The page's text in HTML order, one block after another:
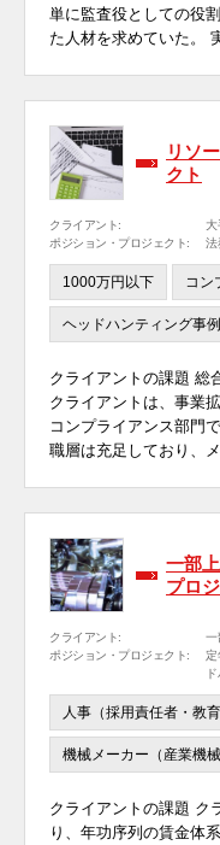
単に監査役としての役
た人材を求めていた。
リソ
クト
クライアント:
大
ポジション・プロジェクト:
法
1000万円以下 コン
ヘッドハンティング事例
クライアントの課題 総
クライアントは、事業
コンプライアンス部門
職層は充足しており、
一部
プロ
クライアント:
一
ポジション・プロジェクト:
定
人事（採用責任者・教
機械メーカー（産業機械
クライアントの課題 ク
り、年功序列の賃金体